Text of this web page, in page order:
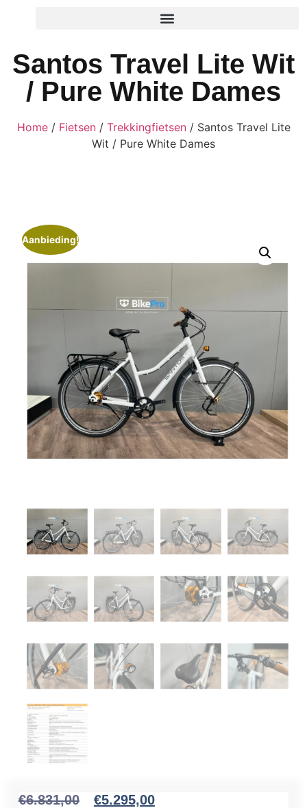
Santos Travel Lite Wit
/ Pure White Dames
Home/ Fietsen/ Trekkingfietsen/ Santos Travel Lite
Wit / Pure White Dames
Aanbieding!
€6.831,00 €5.295,00